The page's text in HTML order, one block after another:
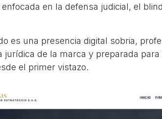
en la defensa judicial, el
es una presencia digital sobria,
jurídica de la marca y preparada
el primer vistazo.